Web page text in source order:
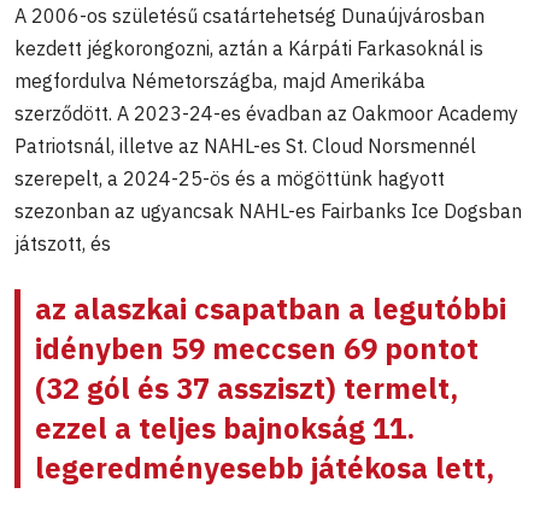
A 2006-os születésű csatártehetség Dunaújvárosban
kezdett jégkorongozni, aztán a Kárpáti Farkasoknál is
megfordulva Németországba, majd Amerikába
szerződött. A 2023-24-es évadban az Oakmoor Academy
Patriotsnál, illetve az NAHL-es St. Cloud Norsmennél
szerepelt, a 2024-25-ös és a mögöttünk hagyott
szezonban az ugyancsak NAHL-es Fairbanks Ice Dogsban
játszott, és
az alaszkai csapatban a legutóbbi
idényben 59 meccsen 69 pontot
(32 gól és 37 assziszt) termelt,
ezzel a teljes bajnokság 11.
legeredményesebb játékosa lett,